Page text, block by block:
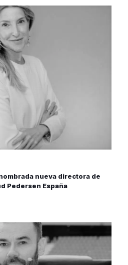
nueva directora de
Pedersen España